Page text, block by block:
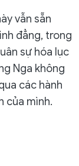
vẫn sẵn
đẳng, trong
sự hóa lục
Nga không
các hành
của mình.